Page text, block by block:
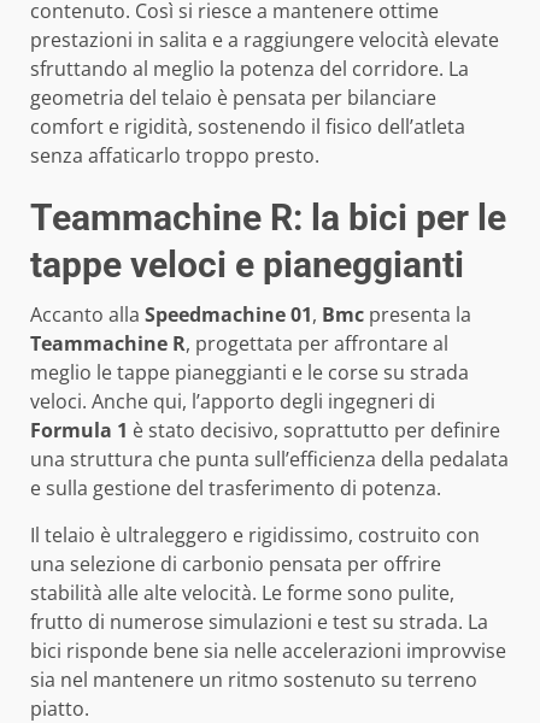
contenuto. Così si riesce a mantenere ottime
prestazioni in salita e a raggiungere velocità elevate
sfruttando al meglio la potenza del corridore. La
geometria del telaio è pensata per bilanciare
comfort e rigidità, sostenendo il fisico dell’atleta
senza affaticarlo troppo presto.
Teammachine R: la bici per le
tappe veloci e pianeggianti
Accanto alla Speedmachine 01, Bmc presenta la
Teammachine R, progettata per affrontare al
meglio le tappe pianeggianti e le corse su strada
veloci. Anche qui, l’apporto degli ingegneri di
Formula 1 è stato decisivo, soprattutto per definire
una struttura che punta sull’efficienza della pedalata
e sulla gestione del trasferimento di potenza.
Il telaio è ultraleggero e rigidissimo, costruito con
una selezione di carbonio pensata per offrire
stabilità alle alte velocità. Le forme sono pulite,
frutto di numerose simulazioni e test su strada. La
bici risponde bene sia nelle accelerazioni improvvise
sia nel mantenere un ritmo sostenuto su terreno
piatto.